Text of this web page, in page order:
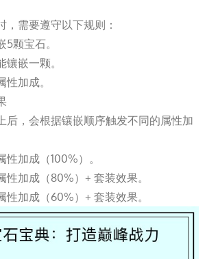
，需要遵守以下规则：
颗宝石。
嵌一颗。
加成。
后，会根据镶嵌顺序触发不同的属性加
加成（100%）。
加成（80%）+ 套装效果。
加成（60%）+ 套装效果。